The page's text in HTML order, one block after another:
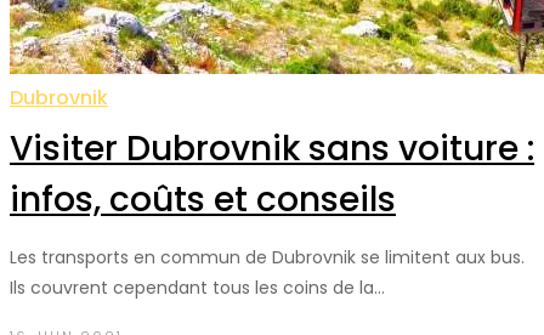
Dubrovnik
Visiter Dubrovnik sans voiture :
infos, coûts et conseils
Les transports en commun de Dubrovnik se limitent aux bus.
Ils couvrent cependant tous les coins de la…